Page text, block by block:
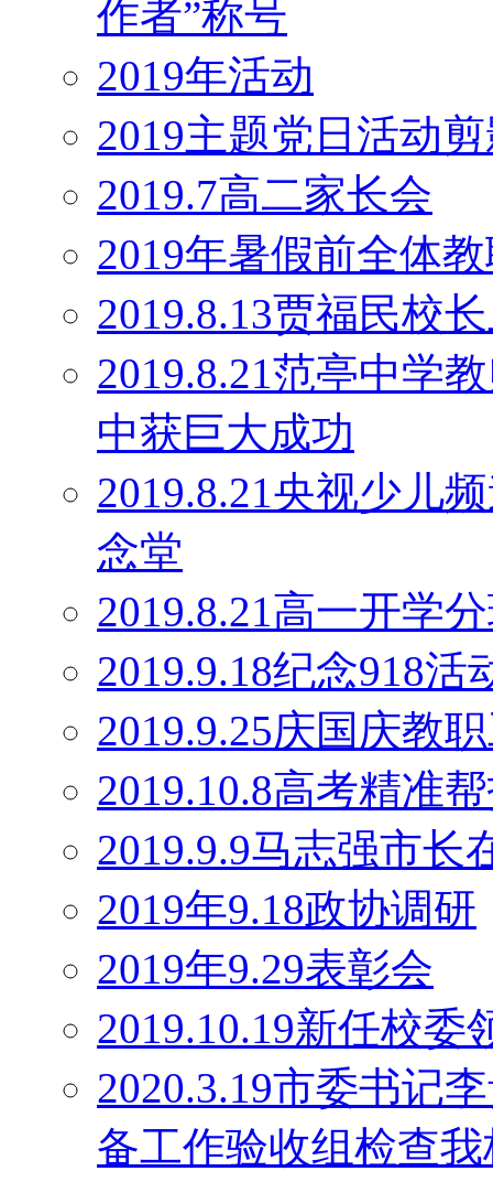
作者”称号
2019年活动
2019主题党日活动
2019.7高二家长会
2019年暑假前全体
2019.8.13贾福民校
2019.8.21范亭中学
中获巨大成功
2019.8.21央视少儿
念堂
2019.8.21高一开学
2019.9.18纪念918活
2019.9.25庆国庆教
2019.10.8高考精准
2019.9.9马志强市长
2019年9.18政协调研
2019年9.29表彰会
2019.10.19新任校委
2020.3.19市委书记
备工作验收组检查我